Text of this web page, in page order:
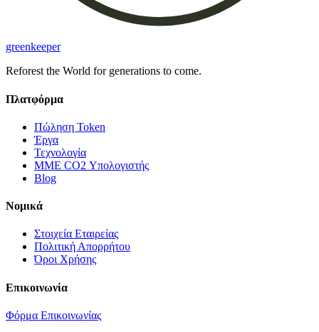
greenkeeper
Reforest the World for generations to come.
Πλατφόρμα
Πώληση Token
Έργα
Τεχνολογία
ΜΜΕ CO2 Υπολογιστής
Blog
Νομικά
Στοιχεία Εταιρείας
Πολιτική Απορρήτου
Όροι Χρήσης
Επικοινωνία
Φόρμα Επικοινωνίας